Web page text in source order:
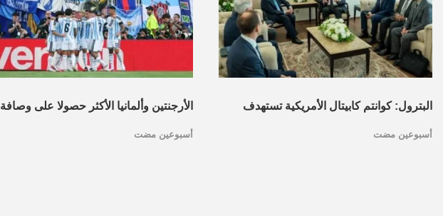
البترول: كوانتم كابيتال الأمريكية تستهدف
أسبوعين مضت
الأرجنتين وألمانيا الأكثر حصولا على وصافة
أسبوعين مضت